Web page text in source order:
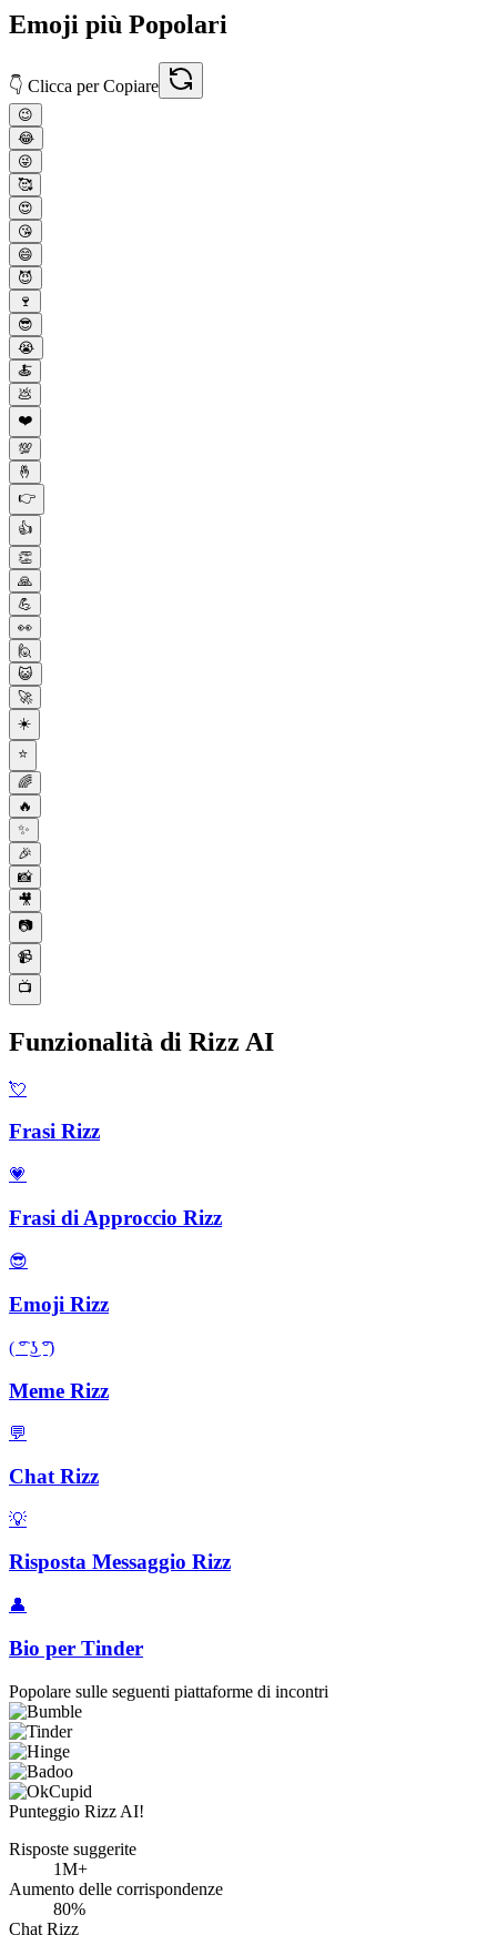
Emoji più Popolari
👇 Clicca per Copiare
😉
😂
😜
🥰
😍
😘
😄
😈
🍷
😎
😭
🍝
💩
❤️
💯
🤞
👉
👍
👏
🙏
💪
👀
🙋
😺
🚀
☀️
⭐
🌈
🔥
✨
🎉
📸
🎥
📷
📹
📺
Funzionalità di Rizz AI
💘
Frasi Rizz
💗
Frasi di Approccio Rizz
😎
Emoji Rizz
( ͡° ͜ʖ ͡°)
Meme Rizz
💬
Chat Rizz
💡
Risposta Messaggio Rizz
👤
Bio per Tinder
Popolare sulle seguenti piattaforme di incontri
Punteggio Rizz AI!
Risposte suggerite
1M+
Aumento delle corrispondenze
80%
Chat Rizz